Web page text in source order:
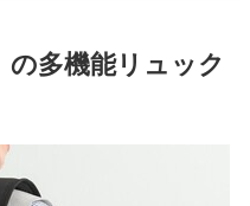
の多機能リュック